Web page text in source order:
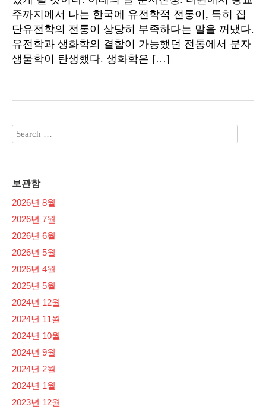
주까지에서 나는 한국에 유전학적 전통이, 특히 집
단유전학의 전통이 상당히 부족하다는 말을 꺼냈다.
유전학과 생화학의 결합이 가능했던 전통에서 분자
생물학이 탄생했다. 생화학은 […]
보관함
2026년 8월
2026년 7월
2026년 6월
2026년 5월
2026년 4월
2025년 5월
2024년 12월
2024년 11월
2024년 10월
2024년 9월
2024년 2월
2024년 1월
2023년 12월